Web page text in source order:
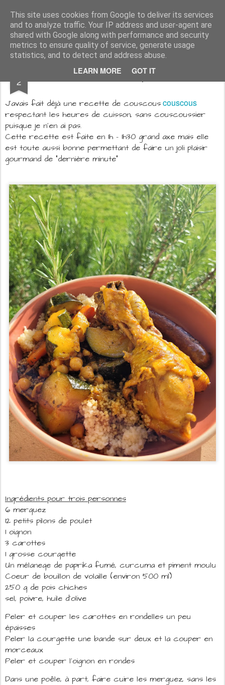
This site uses cookies from Google to deliver its services
and to analyze traffic. Your IP address and user-agent are
shared with Google along with performance and security
metrics to ensure quality of service, generate usage
statistics, and to detect and address abuse.
LEARN MORE GOT IT
Aux papilles by Virginie
2 Couscous express
J'avais fait déjà une recette de couscouscouscous
respectant les heures de cuisson, sans couscoussier
puisque je n'en ai pas.
Cette recette est faite en 1h - 1h30 grand axe mais elle
est toute aussi bonne permettant de faire un joli plaisir
gourmand de "dernière minute"
Ingrédients pour trois personnes
6 merguez
12 petits pilons de poulet
1 oignon
3 carottes
1 grosse courgette
Un mélanege de paprika fumé, curcuma et piment moulu
Coeur de bouillon de volaille (environ 500 ml)
250 g de pois chiches
sel, poivre, huile d'olive
Peler et couper les carottes en rondelles un peu
épaisses
Peler la courgette une bande sur deux et la couper en
morceaux
Peler et couper l'oignon en rondes
Dans une poêle, à part, faire cuire les merguez, sans les